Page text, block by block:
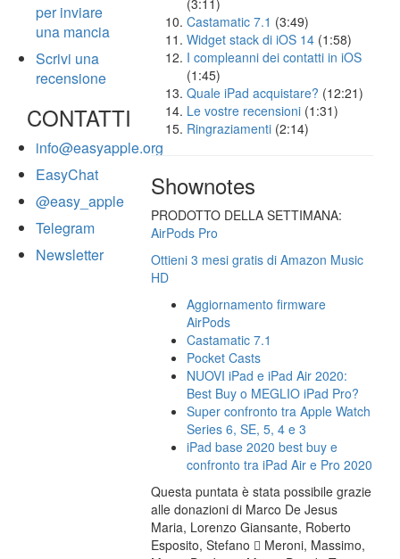
per inviare
una mancia
Scrivi una
recensione
CONTATTI
info@easyapple.org
EasyChat
@easy_apple
Telegram
Newsletter
(3:11)
Castamatic 7.1 (3:49)
Widget stack di iOS 14 (1:58)
I compleanni dei contatti in iOS
(1:45)
Quale iPad acquistare? (12:21)
Le vostre recensioni (1:31)
Ringraziamenti (2:14)
Shownotes
PRODOTTO DELLA SETTIMANA:
AirPods Pro
Ottieni 3 mesi gratis di Amazon Music
HD
Aggiornamento firmware
AirPods
Castamatic 7.1
Pocket Casts
NUOVI iPad e iPad Air 2020:
Best Buy o MEGLIO iPad Pro?
Super confronto tra Apple Watch
Series 6, SE, 5, 4 e 3
iPad base 2020 best buy e
confronto tra iPad Air e Pro 2020
Questa puntata è stata possibile grazie
alle donazioni di Marco De Jesus
Maria, Lorenzo Giansante, Roberto
Esposito, Stefano  Meroni, Massimo,